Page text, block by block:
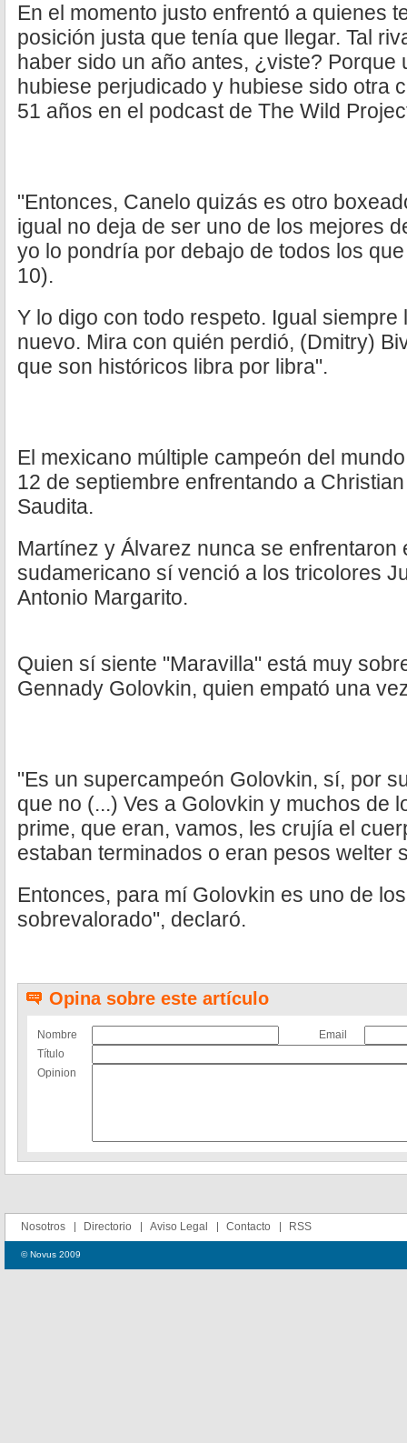
En el momento justo enfrentó a quienes
posición justa que tenía que llegar. Tal
haber sido un año antes, ¿viste? Porque
hubiese perjudicado y hubiese sido otra
51 años en el podcast de The Wild
"Entonces, Canelo quizás es otro
igual no deja de ser uno de los mejores
yo lo pondría por debajo de todos los
10).
Y lo digo con todo respeto. Igual siempre
nuevo. Mira con quién perdió, (Dmitry)
que son históricos libra por libra".
El mexicano múltiple campeón del
12 de septiembre enfrentando a
Saudita.
Martínez y Álvarez nunca se enfrentaron
sudamericano sí venció a los tricolores
Antonio Margarito.
Quien sí siente "Maravilla" está muy
Gennady Golovkin, quien empató una
"Es un supercampeón Golovkin, sí, por
que no (...) Ves a Golovkin y muchos de
prime, que eran, vamos, les crujía el
estaban terminados o eran pesos welter
Entonces, para mí Golovkin es uno de
sobrevalorado", declaró.
Opina sobre este artículo
Nombre
Email
Título
Opinion
Nosotros Directorio Aviso Legal Contacto RSS
© Novus 2009